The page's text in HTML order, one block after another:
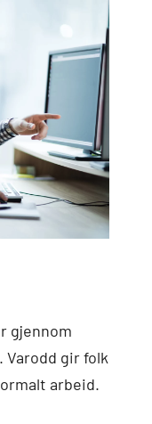
gjennom
gir folk
arbeid.